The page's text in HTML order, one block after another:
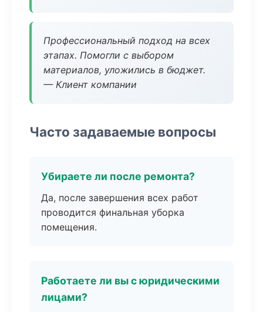
Профессиональный подход на всех
этапах. Помогли с выбором
материалов, уложились в бюджет.
— Клиент компании
Часто задаваемые вопросы
Убираете ли после ремонта?
Да, после завершения всех работ
проводится финальная уборка
помещения.
Работаете ли вы с юридическими
лицами?